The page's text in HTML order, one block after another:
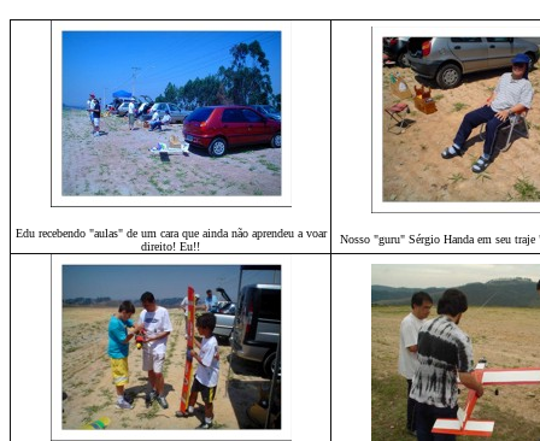
Edu recebendo "aulas" de um cara que ainda não aprendeu a voar
direito! Eu!!
Nosso "guru" Sérgio Handa em seu traje